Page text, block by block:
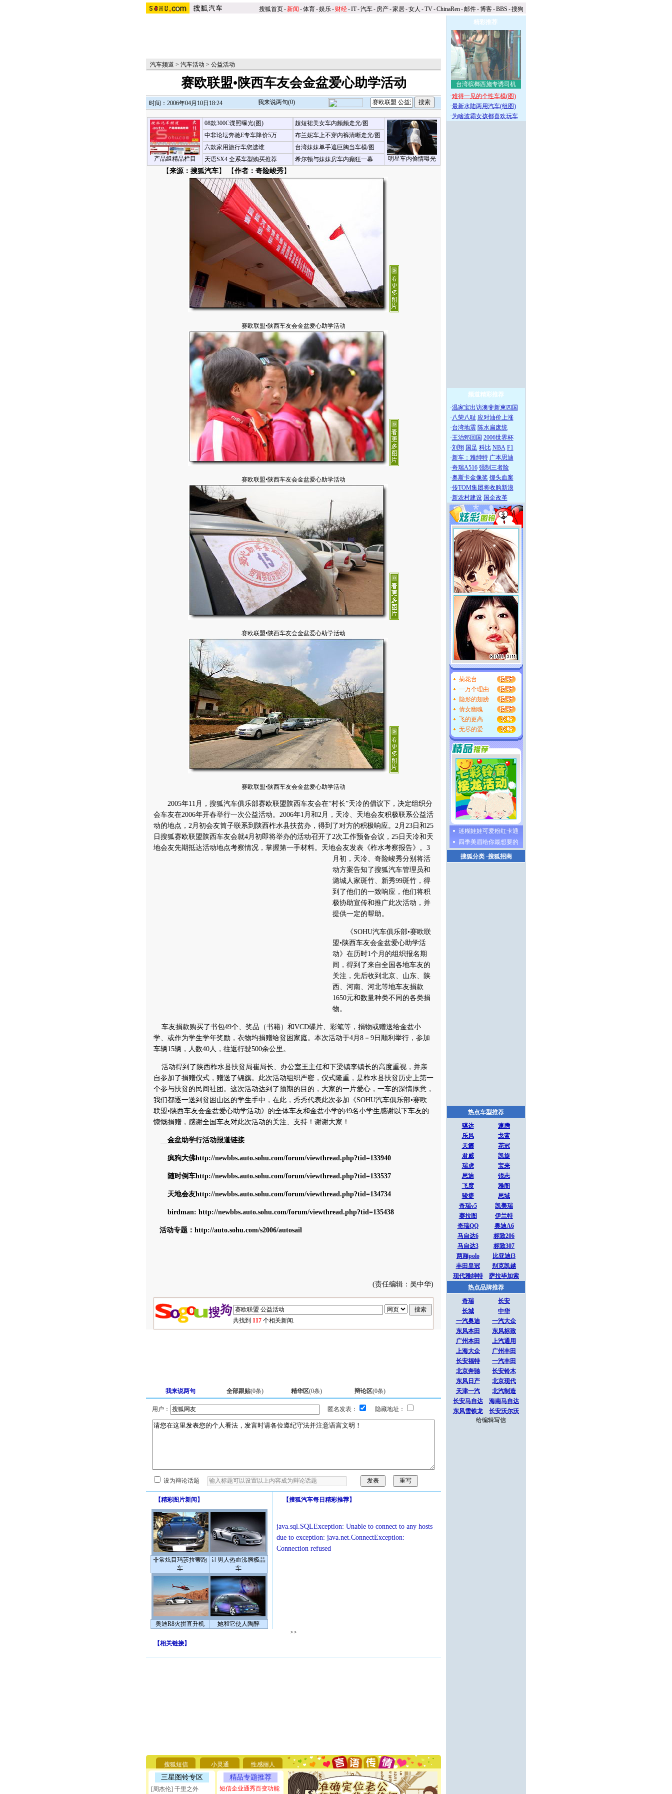
搜狐首页-新闻 -体育-娱乐- 财经-IT-汽车- 房产-家居-女人 -TV-ChinaRen-邮件-博客-BBS -搜狗
汽车频道 > 汽车活动 > 公益活动
赛欧联盟•陕西车友会金盆爱心助学活动
时间：2006年04月10日18:24 我来说两句(0)
产品组精品栏目
08款300C谍照曝光(图)
中非论坛奔驰E专车降价5万
六款家用旅行车您选谁
天语SX4 全系车型购买推荐
超短裙美女车内频频走光/图
明星车内偷情曝光
布兰妮车上不穿内裤清晰走光/图
台湾妹妹单手遮巨胸当车模/图
希尔顿与妹妹房车内癫狂一幕
【来源：搜狐汽车】 【作者：奇险峻秀】
赛欧联盟•陕西车友会金盆爱心助学活动
赛欧联盟•陕西车友会金盆爱心助学活动
赛欧联盟•陕西车友会金盆爱心助学活动
赛欧联盟•陕西车友会金盆爱心助学活动
2005年11月， 搜狐汽车俱乐部赛欧联盟陕西车友会在“村长”天冷的倡议下，决定组织分
会车友在2006年开春举行一次公益活动。2006年1月和2月，天冷、天地会友积极联系公益活
动的地点，2月初会友筒子联系到陕西柞水县扶贫办，得到了对方的积极响应。2月23日和25
日搜狐赛欧联盟陕西车友会就4月初即将举办的活动召开了2次工作预备会议，25日天冷和天
地会友先期抵达活动地点考察情况，掌握第一手材料。天地会友发表《柞水考察报告》。 3
月初，天冷、奇险峻秀分别将活
动方案告知了搜狐汽车管理员和
潞城人家斑竹、新秀99斑竹，得
到了他们的一致响应，他们将积
极协助宣传和推广此次活动，并
提供一定的帮助。
《SOHU汽车俱乐部•赛欧联
盟•陕西车友会金盆爱心助学活
动》在历时1个月的组织报名期
间，得到了来自全国各地车友的
关注，先后收到北京、山东、陕
西、河南、河北等地车友捐款
1650元和数量种类不同的各类捐
物。
车友捐款购买了书包49个、奖品（书籍）和VCD碟片、彩笔等，捐物或赠送给金盆小
学、或作为学生学年奖励，衣物均捐赠给贫困家庭。本次活动于4月8－9日顺利举行，参加
车辆15辆，人数40人，往返行驶500余公里。
活动得到了陕西柞水县扶贫局崔局长、办公室王主任和下梁镇李镇长的高度重视，并亲
自参加了捐赠仪式，赠送了锦旗。此次活动组织严密，仪式隆重，是柞水县扶贫历史上第一
个参与扶贫的民间社团。这次活动达到了预期的目的，大家的一片爱心，一车的深情厚意，
我们都逐一送到贫困山区的学生手中，在此，秀秀代表此次参加《SOHU汽车俱乐部•赛欧
联盟•陕西车友会金盆爱心助学活动》的全体车友和金盆小学的49名小学生感谢以下车友的
慷慨捐赠，感谢全国车友对此次活动的关注、支持！谢谢大家！
金盆助学行活动报道链接
疯狗大佛http://newbbs.auto.sohu.com/forum/viewthread.php?tid=133940
随时倒车http://newbbs.auto.sohu.com/forum/viewthread.php?tid=133537
天地会友http://newbbs.auto.sohu.com/forum/viewthread.php?tid=134734
birdman: http://newbbs.auto.sohu.com/forum/viewthread.php?tid=135438
活动专题： http://auto.sohu.com/s2006/autosail
(责任编辑：吴中华)
共找到 117 个相关新闻.
我来说两句 全部跟贴(0条) 精华区(0条) 辩论区(0条)
用户： 匿名发表： 隐藏地址：
设为辩论话题
【精彩图片新闻 】
非常炫目玛莎拉蒂跑
车
让男人热血沸腾极品
车
奥迪R8火拼直升机 她和它使人陶醉
【搜狐汽车每日精彩推荐】
java.sql.SQLException: Unable to connect to any hosts
due to exception: java.net.ConnectException:
Connection refused
>>
【相关链接】
搜狐短信 小灵通 性感丽人
三星图铃专区
[周杰伦] 千里之外
精品专题推荐
短信企业通秀百变功能
要平安！千万要知足！千万不要忘记我！
[圣诞节]不只这样的日子才会想起你,而是这样的日子才
能正大光明地骚扰你,告诉你,圣诞要快乐!新年要快乐!天
天都要快乐噢!
[圣诞节]奉上一颗祝福的心,在这个特别的日子里,愿幸福,
精彩推荐
台湾槟榔西施专诱司机
·难得一见的个性车模(图)
·最新水陆两用汽车(组图)
·为啥波霸女孩都喜欢玩车
频道精彩推荐
·温家宝出访澳斐新柬四国
·八荣八耻 应对油价上涨
·台湾地震 陈水扁废统
·王治郅回国 2006世界杯
·刘翔 国足 科比 NBA F1
·新车：雅绅特 广本思迪
·奇瑞A516 强制三者险
·奥斯卡金像奖 馒头血案
·传TOM集团将收购新浪
·新农村建设 国企改革
菊花台
一万个理由
隐形的翅膀
倩女幽魂
飞的更高
无尽的爱
迷糊娃娃可爱粉红卡通
四季美眉给你最想要的
搜狐分类·搜狐招商
热点车型推荐
骐达
速腾
乐风
戈蓝
天籁
花冠
君威
凯旋
瑞虎
宝来
思迪
锐志
飞度
雅阁
骏捷
思域
奇瑞v5
凯美瑞
赛拉图
伊兰特
奇瑞QQ
奥迪A6
马自达6
标致206
马自达3
标致307
两厢polo
比亚迪f3
丰田皇冠
别克凯越
现代雅绅特
萨拉毕加索
热点品牌推荐
奇瑞
长安
长城
中华
一汽奥迪
一汽大众
东风本田
东风标致
广州本田
上汽通用
上海大众
广州丰田
长安福特
一汽丰田
北京奔驰
长安铃木
东风日产
北京现代
天津一汽
北汽制造
长安马自达
海南马自达
东风雪铁龙
长安沃尔沃
给编辑写信